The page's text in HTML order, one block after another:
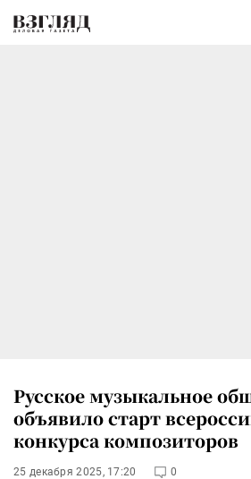
Русское музыкальное
объявило старт
конкурса композиторов
25 декабря 2025, 17:20 0